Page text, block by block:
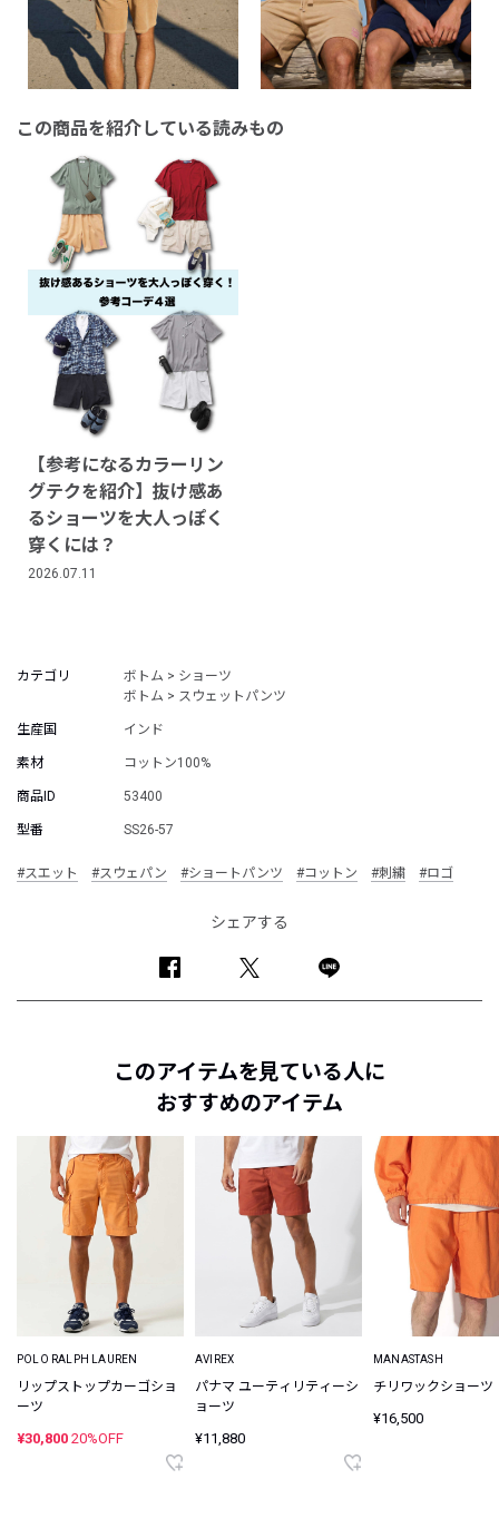
この商品を紹介している読みもの
【参考になるカラーリン
グテクを紹介】抜け感あ
るショーツを大人っぽく
穿くには？
2026.07.11
カテゴリ
ボトム > ショーツ
ボトム > スウェットパンツ
生産国 インド
素材 コットン100%
商品ID 53400
型番 SS26-57
#スエット #スウェパン #ショートパンツ #コットン #刺繍 #ロゴ
シェアする
このアイテムを見ている人に
おすすめのアイテム
POLO RALPH LAUREN
リップストップカーゴショ
ーツ
¥30,800 20%OFF
AVIREX
パナマ ユーティリティーシ
ョーツ
¥11,880
MANASTASH
チリワックショーツ
¥16,500